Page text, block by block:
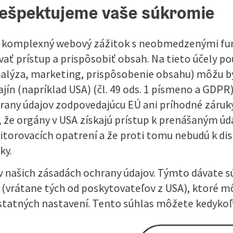
vaše súkromie
webový zážitok s neobmedzenými
prístup a prispôsobiť obsah. Na tieto účely
marketing, prispôsobenie obsahu) môžu
(napríklad USA) (čl. 49 ods. 1 písmeno a
údajov zodpovedajúcu EÚ ani príhodné
orgány v USA získajú prístup k prenášaným
opatrení a že proti tomu nebudú k
zásadách ochrany údajov. Týmto dávate
tých od poskytovateľov z USA), ktoré
nastavení. Tento súhlas môžete